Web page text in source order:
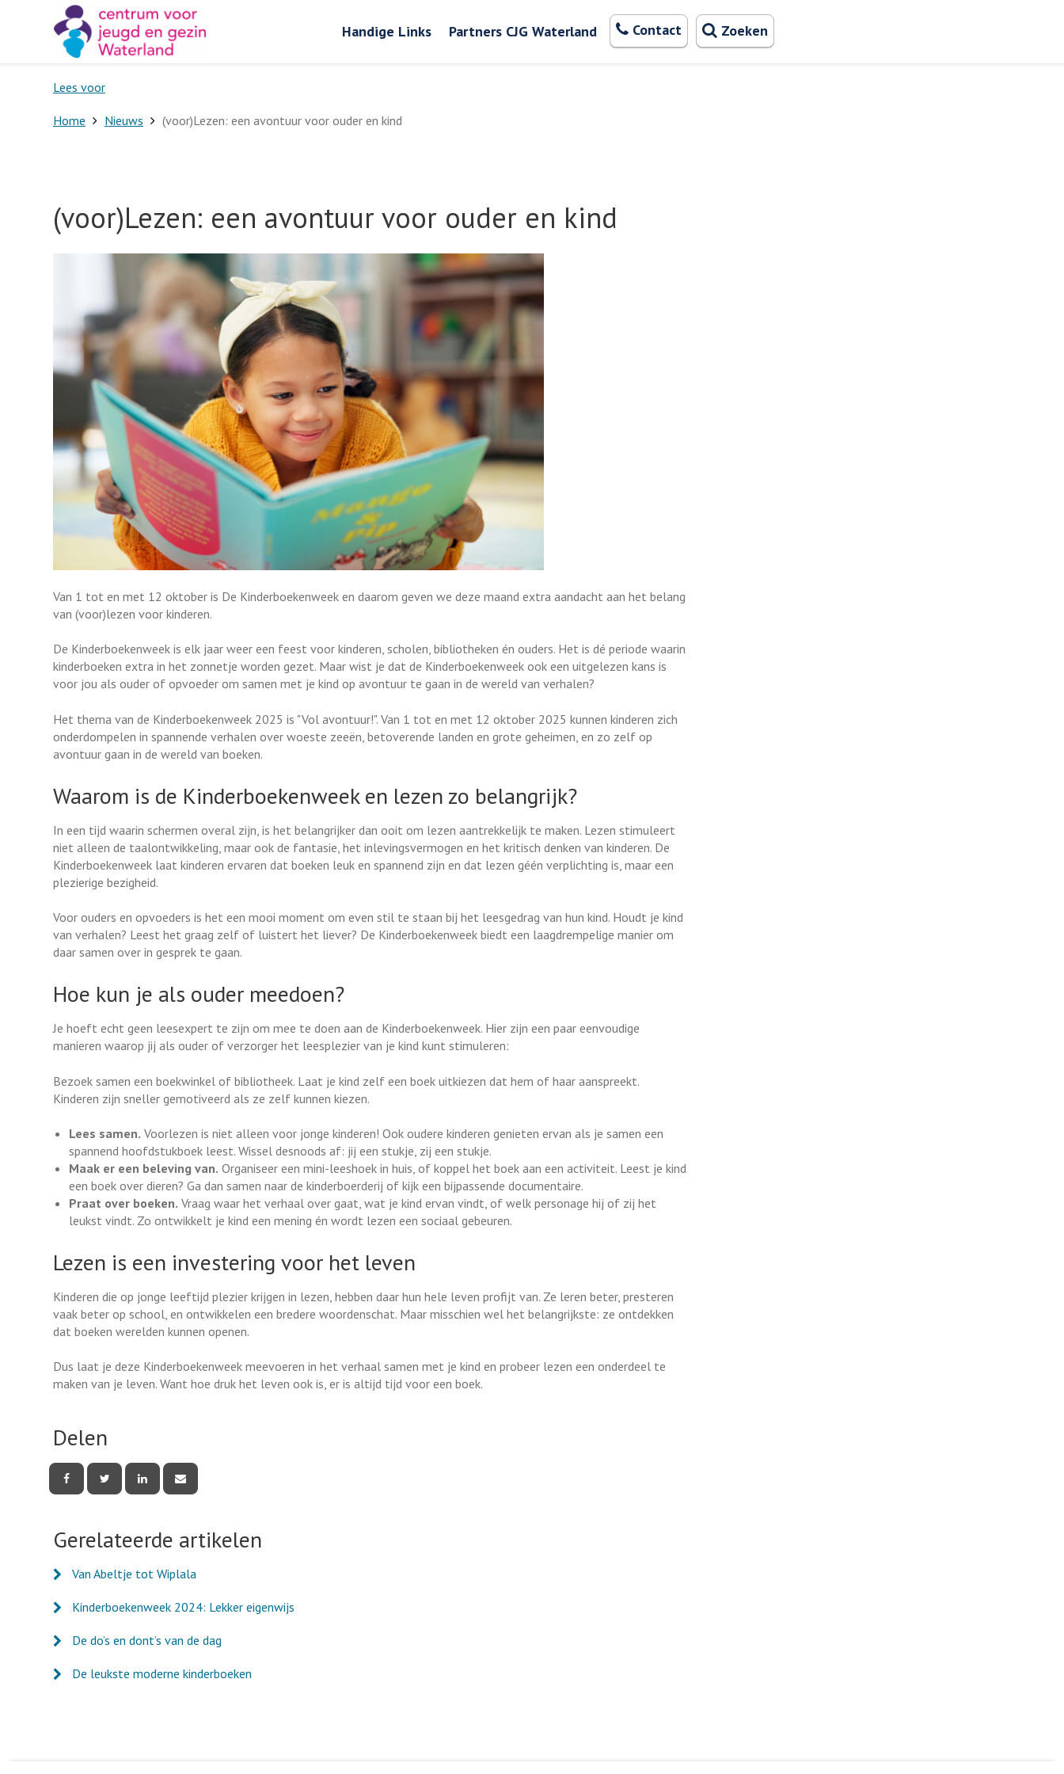
Handige Links Partners CJG Waterland Contact Zoeken
Lees voor
Home Nieuws (voor)Lezen: een avontuur voor ouder en kind
(voor)Lezen: een avontuur voor ouder en kind
Van 1 tot en met 12 oktober is De Kinderboekenweek en daarom geven we deze maand extra aandacht aan het belang
van (voor)lezen voor kinderen.
De Kinderboekenweek is elk jaar weer een feest voor kinderen, scholen, bibliotheken én ouders. Het is dé periode waarin
kinderboeken extra in het zonnetje worden gezet. Maar wist je dat de Kinderboekenweek ook een uitgelezen kans is
voor jou als ouder of opvoeder om samen met je kind op avontuur te gaan in de wereld van verhalen?
Het thema van de Kinderboekenweek 2025 is "Vol avontuur!". Van 1 tot en met 12 oktober 2025 kunnen kinderen zich
onderdompelen in spannende verhalen over woeste zeeën, betoverende landen en grote geheimen, en zo zelf op
avontuur gaan in de wereld van boeken.
Waarom is de Kinderboekenweek en lezen zo belangrijk?
In een tijd waarin schermen overal zijn, is het belangrijker dan ooit om lezen aantrekkelijk te maken. Lezen stimuleert
niet alleen de taalontwikkeling, maar ook de fantasie, het inlevingsvermogen en het kritisch denken van kinderen. De
Kinderboekenweek laat kinderen ervaren dat boeken leuk en spannend zijn en dat lezen géén verplichting is, maar een
plezierige bezigheid.
Voor ouders en opvoeders is het een mooi moment om even stil te staan bij het leesgedrag van hun kind. Houdt je kind
van verhalen? Leest het graag zelf of luistert het liever? De Kinderboekenweek biedt een laagdrempelige manier om
daar samen over in gesprek te gaan.
Hoe kun je als ouder meedoen?
Je hoeft echt geen leesexpert te zijn om mee te doen aan de Kinderboekenweek. Hier zijn een paar eenvoudige
manieren waarop jij als ouder of verzorger het leesplezier van je kind kunt stimuleren:
Bezoek samen een boekwinkel of bibliotheek. Laat je kind zelf een boek uitkiezen dat hem of haar aanspreekt.
Kinderen zijn sneller gemotiveerd als ze zelf kunnen kiezen.
Lees samen. Voorlezen is niet alleen voor jonge kinderen! Ook oudere kinderen genieten ervan als je samen een
spannend hoofdstukboek leest. Wissel desnoods af: jij een stukje, zij een stukje.
Maak er een beleving van. Organiseer een mini-leeshoek in huis, of koppel het boek aan een activiteit. Leest je kind
een boek over dieren? Ga dan samen naar de kinderboerderij of kijk een bijpassende documentaire.
Praat over boeken. Vraag waar het verhaal over gaat, wat je kind ervan vindt, of welk personage hij of zij het
leukst vindt. Zo ontwikkelt je kind een mening én wordt lezen een sociaal gebeuren.
Lezen is een investering voor het leven
Kinderen die op jonge leeftijd plezier krijgen in lezen, hebben daar hun hele leven profijt van. Ze leren beter, presteren
vaak beter op school, en ontwikkelen een bredere woordenschat. Maar misschien wel het belangrijkste: ze ontdekken
dat boeken werelden kunnen openen.
Dus laat je deze Kinderboekenweek meevoeren in het verhaal samen met je kind en probeer lezen een onderdeel te
maken van je leven. Want hoe druk het leven ook is, er is altijd tijd voor een boek.
Delen
deze deze deze deze
mail
Gerelateerde artikelen
Van Abeltje tot Wiplala
Kinderboekenweek 2024: Lekker eigenwijs
De do’s en dont’s van de dag
De leukste moderne kinderboeken